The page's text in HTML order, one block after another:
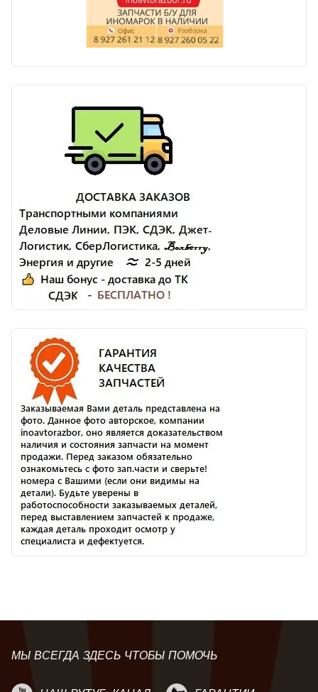
МЫ ВСЕГДА ЗДЕСЬ ЧТОБЫ ПОМОЧЬ